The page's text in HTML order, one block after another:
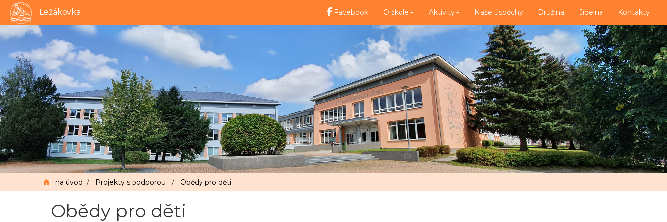
Ležákovka Facebook O škole Aktivity Naše úspěchy Družina Jídelna Kontakty
na úvod / Projekty s podporou / Obědy pro děti
Obědy pro děti